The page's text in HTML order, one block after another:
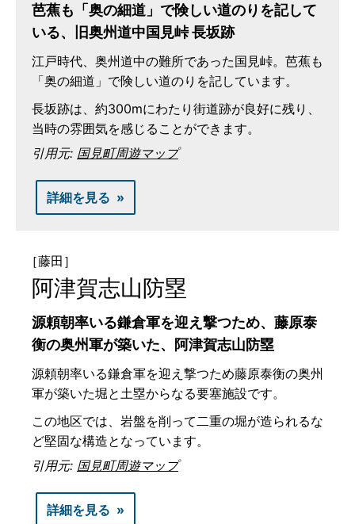
芭蕉も「奥の細道」で険しい道のりを記して
いる、旧奥州道中国見峠 長坂跡
江戸時代、奥州道中の難所であった国見峠。芭蕉も
「奥の細道」で険しい道のりを記しています。
長坂跡は、約300mにわたり街道跡が良好に残り、
当時の雰囲気を感じることができます。
引用元: 国見町周遊マップ
詳細を見る
［藤田］
阿津賀志山防塁
源頼朝率いる鎌倉軍を迎え撃つため、藤原泰
衡の奥州軍が築いた、阿津賀志山防塁
源頼朝率いる鎌倉軍を迎え撃つため藤原泰衡の奥州
軍が築いた堀と土塁からなる要塞施設です。
この地区では、岩盤を削って二重の堀が造られるな
ど堅固な構造となっています。
引用元: 国見町周遊マップ
詳細を見る